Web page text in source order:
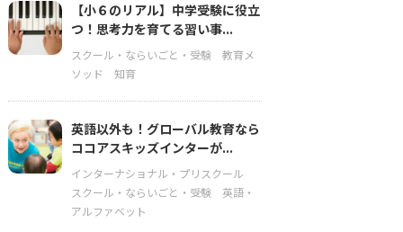
【小６のリアル】中学受験に役立
つ！思考力を育てる習い事...
スクール・ならいごと・受験
教育メ
ソッド
知育
英語以外も！グローバル教育なら
ココアスキッズインターが...
インターナショナル・プリスクール
スクール・ならいごと・受験
英語・
アルファベット